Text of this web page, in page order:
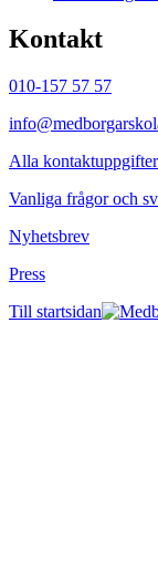
Kontakt
010-157 57 57
Alla kontaktuppgifter
Vanliga frågor och
Nyhetsbrev
Press
Till startsidan